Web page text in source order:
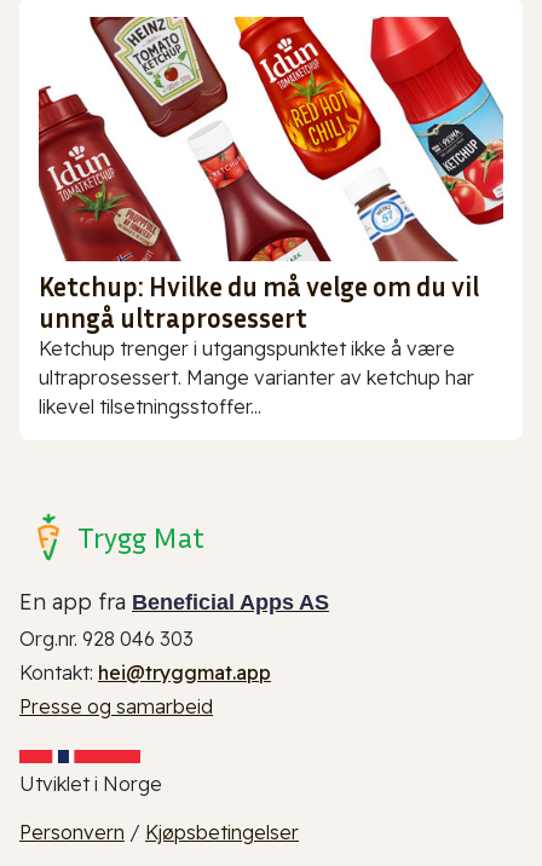
Ketchup: Hvilke du må velge om du vil
unngå ultraprosessert
Ketchup trenger i utgangspunktet ikke å være
ultraprosessert. Mange varianter av ketchup har
likevel tilsetningsstoffer...
Trygg Mat
En app fra Beneficial Apps AS
Org.nr. 928 046 303
Kontakt: hei@tryggmat.app
Presse og samarbeid
Utviklet i Norge
Personvern / Kjøpsbetingelser